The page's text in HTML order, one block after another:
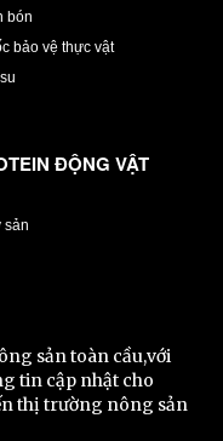
bón
bảo vệ thực vật
ĐỘNG VẬT
sản
sản toàn cầu,với
tin cập nhật cho
thị trường nông sản